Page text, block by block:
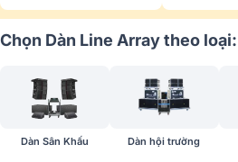
Chọn Dàn Line Array theo loại:
Dàn Sân Khấu Dàn hội trường